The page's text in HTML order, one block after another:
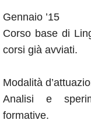
Gennaio ’15
Corso base di
corsi già avviati.
Modalità
Analisi e
formative.